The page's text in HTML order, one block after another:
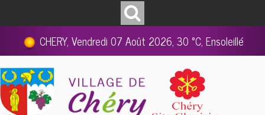
CHERY, Vendredi 07 Août 2026, 30 °C, Ensoleillé